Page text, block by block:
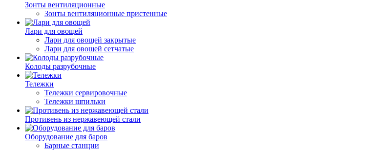
Зонты вентиляционные
Зонты вентиляционные пристенные
Лари для овощей
Лари для овощей закрытые
Лари для овощей сетчатые
Колоды разрубочные
Тележки
Тележки сервировочные
Тележки шпильки
Противень из нержавеющей стали
Оборудование для баров
Барные станции